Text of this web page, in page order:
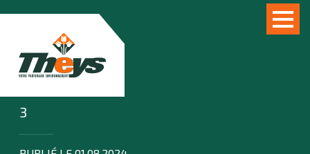
3